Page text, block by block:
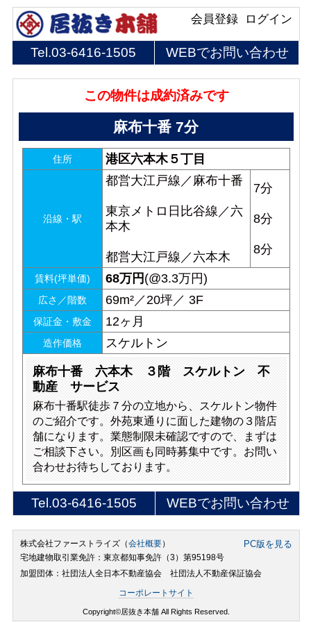
ログイン
会員登録
Tel.03-6416-1505 WEBでお問い合わせ
この物件は成約済みです
麻布十番 7分
住所 港区六本木５丁目
沿線・駅
都営大江戸線／麻布十番
東京メトロ日比谷線／六
本木
都営大江戸線／六本木
7分
8分
8分
賃料(坪単価) 68万円 (@3.3万円)
広さ／階数 69m²／20坪／ 3F
保証金・敷金 12ヶ月
造作価格 スケルトン
麻布十番 六本木 ３階 スケルトン 不
動産 サービス
麻布十番駅徒歩７分の立地から、スケルトン物件
のご紹介です。外苑東通りに面した建物の３階店
舗になります。業態制限未確認ですので、まずは
ご相談下さい。別区画も同時募集中です。お問い
合わせお待ちしております。
Tel.03-6416-1505 WEBでお問い合わせ
株式会社ファーストライズ（会社概要） PC版を見る
宅地建物取引業免許：東京都知事免許（3）第95198号
加盟団体：社団法人全日本不動産協会 社団法人不動産保証協会
コーポレートサイト
Copyright©居抜き本舗 All Rights Reserved.